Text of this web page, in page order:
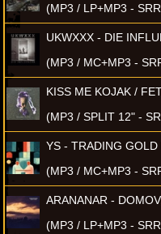
(MP3 / LP+MP3 -
UKWXXX - DIE
(MP3 / MC+MP3 -
KISS ME KOJAK /
(MP3 / SPLIT 12" -
YS - TRADING
(MP3 / MC+MP3 -
ARANANAR -
(MP3 / LP+MP3 -